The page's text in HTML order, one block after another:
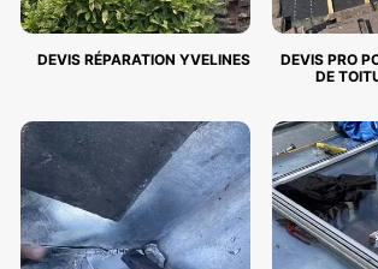
DEVIS RÉPARATION YVELINES
DEVIS PRO
DE